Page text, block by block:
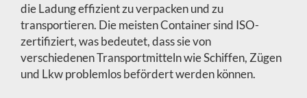
die Ladung effizient zu verpacken und zu
transportieren. Die meisten Container sind ISO-
zertifiziert, was bedeutet, dass sie von
verschiedenen Transportmitteln wie Schiffen, Zügen
und Lkw problemlos befördert werden können.